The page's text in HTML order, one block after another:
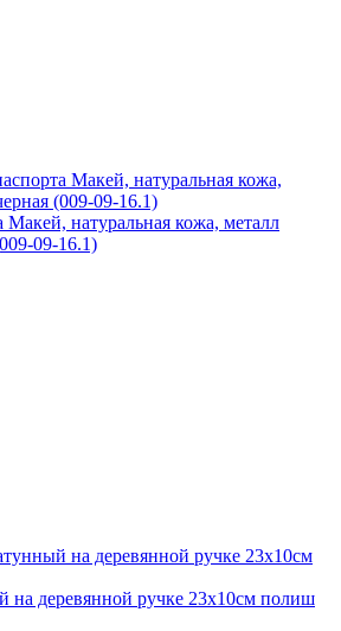
натуральная кожа, металл
09-16.1)
на деревянной ручке 23х10см полиш